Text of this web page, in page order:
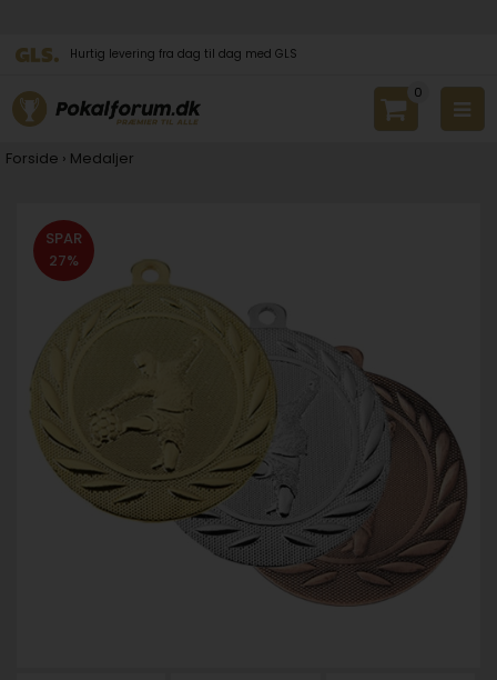
Hurtig levering fra dag til dag med GLS
0
Forside › Medaljer
SPAR
27%